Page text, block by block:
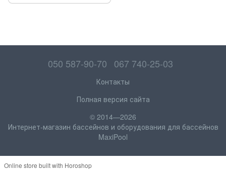
050 587-90-70 067 740-25-03
Контакты
Полная версия сайта
© 2014—2026
Интернет-магазин бассейнов и оборудования для бассейнов
MaxiPool
Online store built with Horoshop